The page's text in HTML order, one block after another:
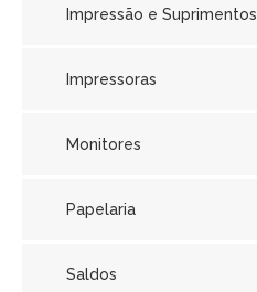
Impressão e Suprimentos
Impressoras
Monitores
Papelaria
Saldos